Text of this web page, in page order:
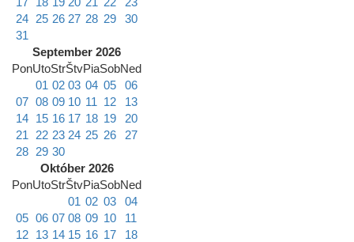
24 25 26 27 28 29
30
31
September 2026
PonUtoStrŠtvPiaSobNed
01 02 03 04 05
06
07 08 09 10 11 12
13
14 15 16 17 18 19
20
21
22 23 24 25 26
27
28 29 30
Október 2026
PonUtoStrŠtvPiaSobNed
01 02 03
04
05 06 07 08 09 10
11
12 13 14 15 16 17
18